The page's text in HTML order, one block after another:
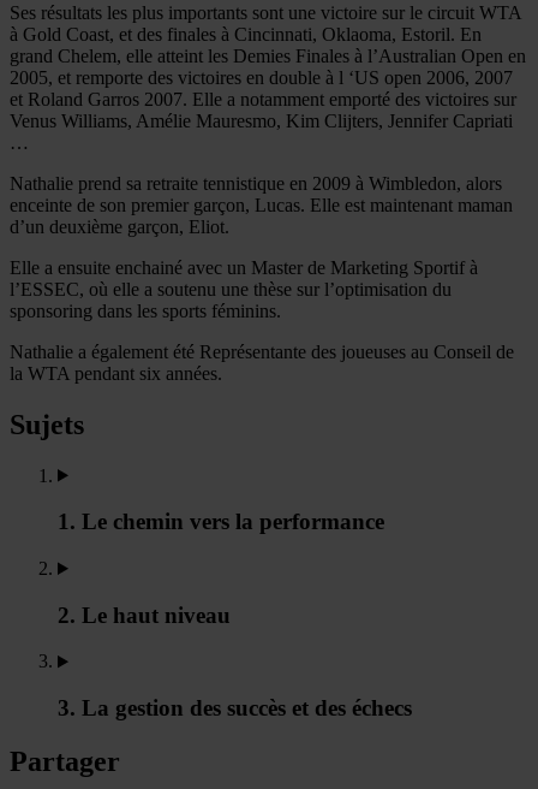
Ses résultats les plus importants sont une victoire sur le circuit WTA
à Gold Coast, et des finales à Cincinnati, Oklaoma, Estoril. En
grand Chelem, elle atteint les Demies Finales à l’Australian Open en
2005, et remporte des victoires en double à l ‘US open 2006, 2007
et Roland Garros 2007. Elle a notamment emporté des victoires sur
Venus Williams, Amélie Mauresmo, Kim Clijters, Jennifer Capriati
…
Nathalie prend sa retraite tennistique en 2009 à Wimbledon, alors
enceinte de son premier garçon, Lucas. Elle est maintenant maman
d’un deuxième garçon, Eliot.
Elle a ensuite enchainé avec un Master de Marketing Sportif à
l’ESSEC, où elle a soutenu une thèse sur l’optimisation du
sponsoring dans les sports féminins.
Nathalie a également été Représentante des joueuses au Conseil de
la WTA pendant six années.
Sujets
1. Le chemin vers la performance
2. Le haut niveau
3. La gestion des succès et des échecs
Partager